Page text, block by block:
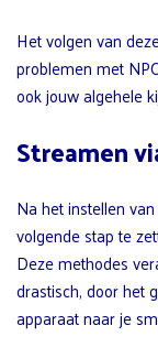
Het volgen van
problemen met
ook jouw algehele
Streamen
Na het instellen
volgende stap te
Deze methodes
drastisch, door het
apparaat naar je